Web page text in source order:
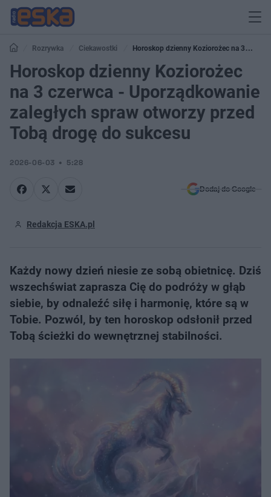
Rozrywka Ciekawostki
Horoskop dzienny Koziorożec na 3
czerwca - Uporządkowanie zaległych spraw otworzy przed Tobą drogę do
sukcesu
Horoskop dzienny Koziorożec
na 3 czerwca - Uporządkowanie
zaległych spraw otworzy przed
Tobą drogę do sukcesu
2026-06-03 5:28
Dodaj do Google
Redakcja ESKA.pl
Każdy nowy dzień niesie ze sobą obietnicę. Dziś
wszechświat zaprasza Cię do podróży w głąb
siebie, by odnaleźć siłę i harmonię, które są w
Tobie. Pozwól, by ten horoskop odsłonił przed
Tobą ścieżki do wewnętrznej stabilności.